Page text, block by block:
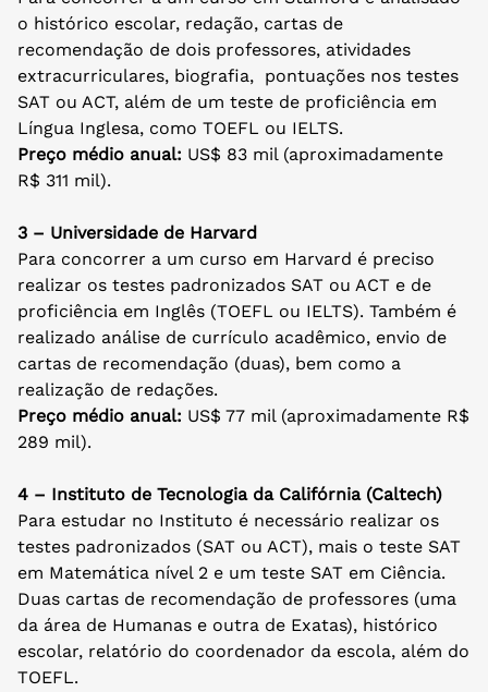
o histórico escolar, redação, cartas de
recomendação de dois professores, atividades
extracurriculares, biografia, pontuações nos testes
SAT ou ACT, além de um teste de proficiência em
Língua Inglesa, como TOEFL ou IELTS.
Preço médio anual: US$ 83 mil (aproximadamente
R$ 311 mil).
3 – Universidade de Harvard
Para concorrer a um curso em Harvard é preciso
realizar os testes padronizados SAT ou ACT e de
proficiência em Inglês (TOEFL ou IELTS). Também é
realizado análise de currículo acadêmico, envio de
cartas de recomendação (duas), bem como a
realização de redações.
Preço médio anual: US$ 77 mil (aproximadamente R$
289 mil).
4 – Instituto de Tecnologia da Califórnia (Caltech)
Para estudar no Instituto é necessário realizar os
testes padronizados (SAT ou ACT), mais o teste SAT
em Matemática nível 2 e um teste SAT em Ciência.
Duas cartas de recomendação de professores (uma
da área de Humanas e outra de Exatas), histórico
escolar, relatório do coordenador da escola, além do
TOEFL.